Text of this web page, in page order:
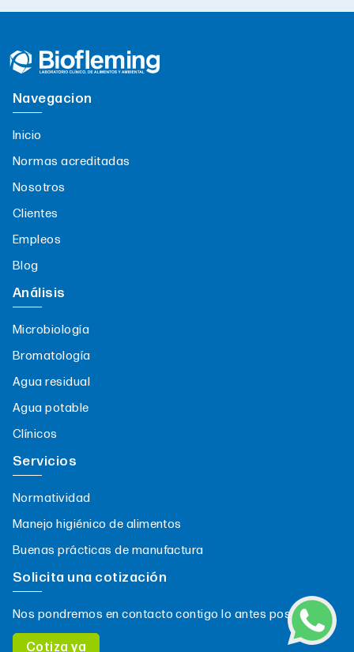
Navegacion
Inicio
Normas acreditadas
Nosotros
Clientes
Empleos
Blog
Análisis
Microbiología
Bromatología
Agua residual
Agua potable
Clínicos
Servicios
Normatividad
Manejo higiénico de alimentos
Buenas prácticas de manufactura
Solicita una cotización
Nos pondremos en contacto contigo lo antes posible.
Cotiza ya